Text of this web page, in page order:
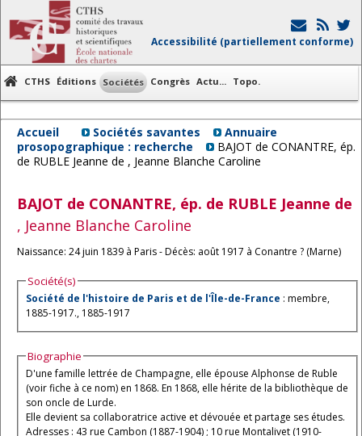
Accessibilité (partiellement conforme)
CTHS Éditions Sociétés Congrès Actu... Topo.
Accueil Sociétés savantes
Annuaire
prosopographique : recherche
BAJOT de CONANTRE, ép.
de RUBLE Jeanne de , Jeanne Blanche Caroline
BAJOT de CONANTRE, ép. de RUBLE Jeanne de
, Jeanne Blanche Caroline
Naissance: 24 juin 1839 à Paris - Décès: août 1917 à Conantre ? (Marne)
Société(s)
Société de l'histoire de Paris et de l'Île-de-France : membre,
1885-1917., 1885-1917
Biographie
D'une famille lettrée de Champagne, elle épouse Alphonse de Ruble
(voir fiche à ce nom) en 1868. En 1868, elle hérite de la bibliothèque de
son oncle de Lurde.
Elle devient sa collaboratrice active et dévouée et partage ses études.
Adresses : 43 rue Cambon (1887-1904) ; 10 rue Montalivet (1910-